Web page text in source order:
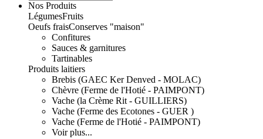
Nos Produits
LégumesFruits
Oeufs fraisConserves "maison"
Confitures
Sauces & garnitures
Tartinables
Produits laitiers
Brebis (GAEC Ker Denved - MOLAC)
Chèvre (Ferme de l'Hotié - PAIMPONT)
Vache (la Crème Rit - GUILLIERS)
Vache (Ferme des Ecotones - GUER )
Vache (Ferme de l'Hotié - PAIMPONT)
Voir plus...